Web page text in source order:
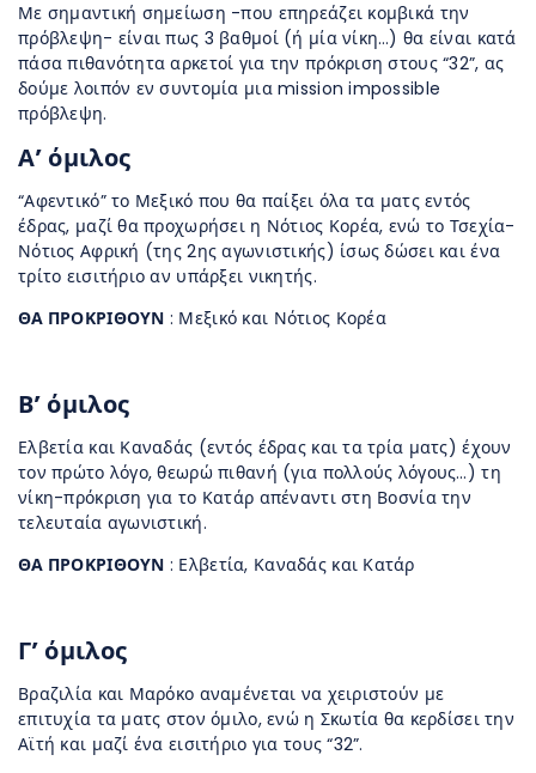
Με σημαντική σημείωση -που επηρεάζει κομβικά την
πρόβλεψη- είναι πως 3 βαθμοί (ή μία νίκη…) θα είναι κατά
πάσα πιθανότητα αρκετοί για την πρόκριση στους “32”, ας
δούμε λοιπόν εν συντομία μια mission impossible
πρόβλεψη.
Α’ όμιλος
“Αφεντικό” το Μεξικό που θα παίξει όλα τα ματς εντός
έδρας, μαζί θα προχωρήσει η Νότιος Κορέα, ενώ το Τσεχία-
Νότιος Αφρική (της 2ης αγωνιστικής) ίσως δώσει και ένα
τρίτο εισιτήριο αν υπάρξει νικητής.
ΘΑ ΠΡΟΚΡΙΘΟΥΝ : Μεξικό και Νότιος Κορέα
Β’ όμιλος
Ελβετία και Καναδάς (εντός έδρας και τα τρία ματς) έχουν
τον πρώτο λόγο, θεωρώ πιθανή (για πολλούς λόγους…) τη
νίκη-πρόκριση για το Κατάρ απέναντι στη Βοσνία την
τελευταία αγωνιστική.
ΘΑ ΠΡΟΚΡΙΘΟΥΝ : Ελβετία, Καναδάς και Κατάρ
Γ’ όμιλος
Βραζιλία και Μαρόκο αναμένεται να χειριστούν με
επιτυχία τα ματς στον όμιλο, ενώ η Σκωτία θα κερδίσει την
Αϊτή και μαζί ένα εισιτήριο για τους “32”.